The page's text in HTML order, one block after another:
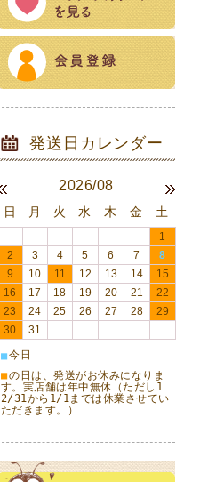
2026/08
日 月 火 水 木 金 土
1
2
3 4 5 6 7
8
9
10 11 12 13 14
15
16
17 18 19 20 21
22
23
24 25 26 27 28
29
30
31
■今日
■の日は、発送がお休みになりま
す。実店舗は年中無休（ただし1
2/31から1/1までは休業させてい
ただきます。）